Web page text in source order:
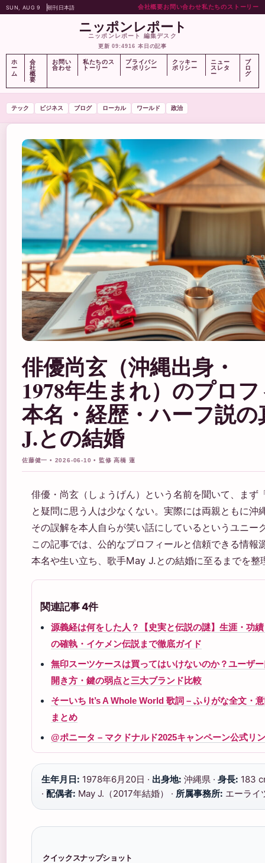
SUN, AUG 9 朝刊日本語 会社概要お問い合わせ私たちのストーリー
ニッポンレポート
ニッポンレポート 編集デスク
更新 09:4916 本日の記事
ホ
ー
ム
会
社
概
要
お問い
合わせ
私たちのス
トーリー
プライバシ
ーポリシー
クッキー
ポリシー
ニュー
スレタ
ー
ブ
ロ
グ
テック ビジネス ブログ ローカル ワールド 政治
俳優尚玄（沖縄出身・
1978年生まれ）のプロ
本名・経歴・ハーフ説
J.との結婚
佐藤健一 • 2026-06-10 • 監修 高橋 蓮
俳優・尚玄（しょうげん）という名前を聞いて、まず
と疑問に思う人は少なくない。実際には両親ともに沖
その誤解を本人自らが笑い話にしているというユニー
この記事では、公的なプロフィールと信頼できる情報
本名や生い立ち、歌手May J.との結婚に至るまでを整
関連記事 4件
源義経は何をした人？【史実と伝説の謎】生涯・功
の確執・イケメン伝説まで徹底ガイド
無印スーツケースは買ってはいけないのか？ユーザ
開き方・鍵の弱点と三大ブランド比較
そーいち It’s A Whole World 歌詞 – ふりがな全文・
まとめ
@ポニータ – マクドナルド2025キャンペーン公式リ
生年月日: 1978年6月20日 · 出身地: 沖縄県 · 身長: 183
· 配偶者: May J.（2017年結婚） · 所属事務所: エーライ
クイックスナップショット